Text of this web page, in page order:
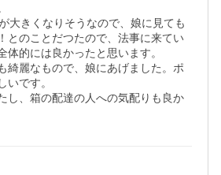
大きくなりそうなので、娘に見ても
とのことだつたので、法事に来てい
体的には良かったと思います。
綺麗なもので、娘にあげました。ポ
いです。
し、箱の配達の人への気配りも良か